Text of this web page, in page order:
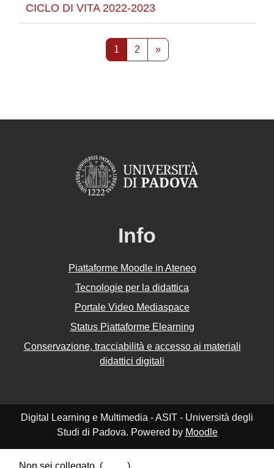
CICLO DI VITA 2022-2023
1 Pagina 1
2Pagina 2
»Pagina successiva
Info
Piattaforme Moodle in Ateneo
Tecnologie per la didattica
Portale Video Mediaspace
Status Piattaforme Elearning
Conservazione, tracciabilità e accesso ai materiali
didattici digitali
Digital Learning e Multimedia - ASIT - Università degli
Studi di Padova. Powered by Moodle
Non sei collegato. ( )